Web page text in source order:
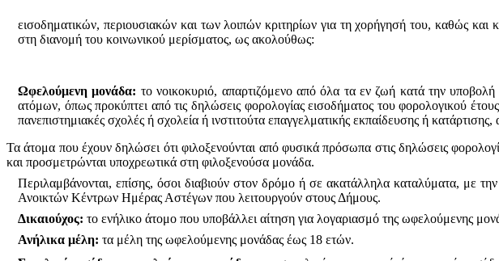
εισοδηματικών, περιουσιακών και των λοιπών κριτηρίων για τη χορήγησή του, καθώς
στη διανομή του κοινωνικού μερίσματος, ως ακολούθως:
Ωφελούμενη μονάδα: το νοικοκυριό, απαρτιζόμενο από όλα τα εν ζωή κατά την
ατόμων, όπως προκύπτει από τις δηλώσεις φορολογίας εισοδήματος του φορολογικού
πανεπιστημιακές σχολές ή σχολεία ή ινστιτούτα επαγγελματικής εκπαίδευσης ή
Τα άτομα που έχουν δηλώσει ότι φιλοξενούνται από φυσικά πρόσωπα στις δηλώσεις
και προσμετρώνται υποχρεωτικά στη φιλοξενούσα μονάδα.
Περιλαμβάνονται, επίσης, όσοι διαβιούν στον δρόμο ή σε ακατάλληλα καταλύματα, με
Ανοικτών Κέντρων Ημέρας Αστέγων που λειτουργούν στους Δήμους.
Δικαιούχος:το ενήλικο άτομο που υποβάλλει αίτηση για λογαριασμό της ωφελούμενης
Ανήλικα μέλη:τα μέλη της ωφελούμενης μονάδας έως 18 ετών.